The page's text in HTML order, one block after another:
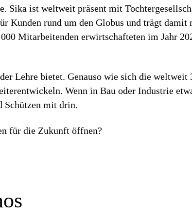
Sika ist weltweit präsent mit
Kunden rund um den Globus und trägt damit
Mitarbeitenden erwirtschafteten im Jahr
Lehre bietet. Genauso wie sich die weltweit
Wenn in Bau oder Industrie
Schützen mit drin.
für die Zukunft öffnen?